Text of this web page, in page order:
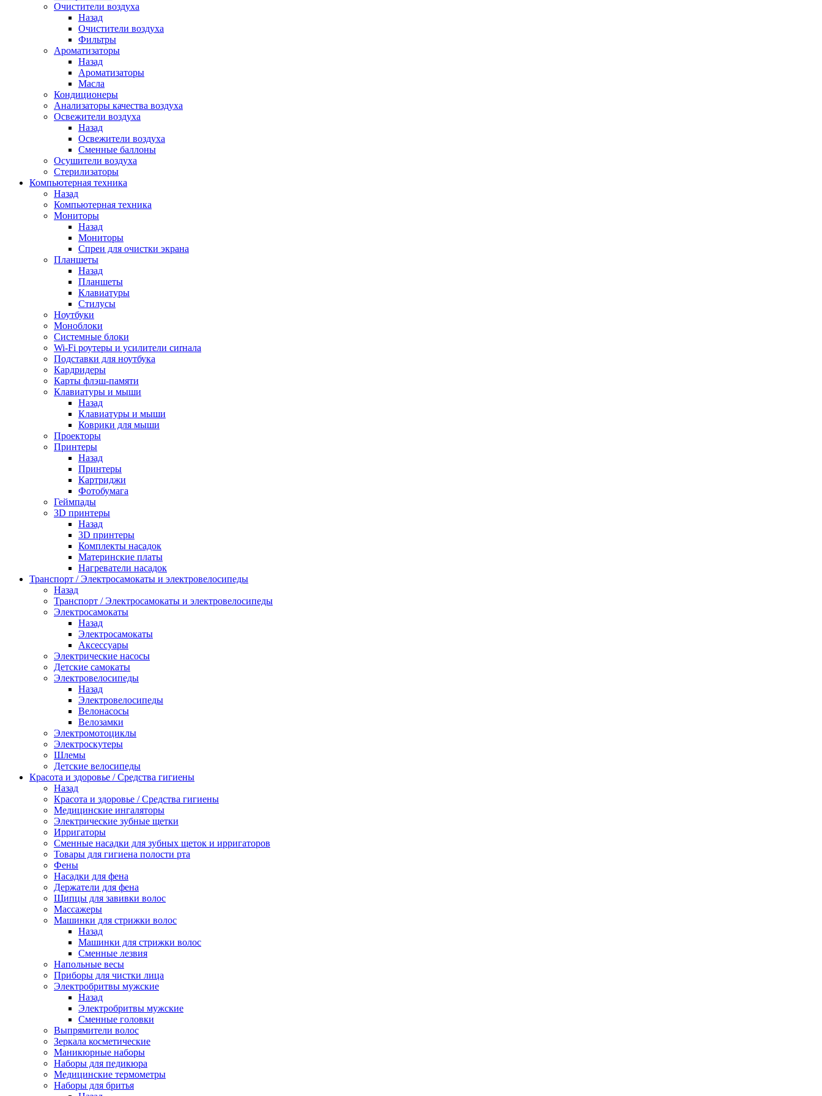
Очистители воздуха
Назад
Очистители воздуха
Фильтры
Ароматизаторы
Назад
Ароматизаторы
Масла
Кондиционеры
Анализаторы качества воздуха
Освежители воздуха
Назад
Освежители воздуха
Сменные баллоны
Осушители воздуха
Стерилизаторы
Компьютерная техника
Назад
Компьютерная техника
Мониторы
Назад
Мониторы
Спреи для очистки экрана
Планшеты
Назад
Планшеты
Клавиатуры
Стилусы
Ноутбуки
Моноблоки
Системные блоки
Wi-Fi роутеры и усилители сиrнала
Подставки для ноутбука
Кардридеры
Карты флэш-памяти
Клавиатуры и мыши
Назад
Клавиатуры и мыши
Коврики для мыши
Проекторы
Принтеры
Назад
Принтеры
Картриджи
Фотобумага
Геймпады
3D принтеры
Назад
3D принтеры
Комплекты насадок
Материнские платы
Нагреватели насадок
Транспорт / Электросамокаты и электровелосипеды
Назад
Транспорт / Электросамокаты и электровелосипеды
Электросамокаты
Назад
Электросамокаты
Аксессуары
Электрические насосы
Детские самокаты
Электровелосипеды
Назад
Электровелосипеды
Велонасосы
Велозамки
Электромотоциклы
Электроскутеры
Шлемы
Детские велосипеды
Красота и здоровье / Средства гигиены
Назад
Красота и здоровье / Средства гигиены
Медицинские ингаляторы
Электрические зубные щетки
Ирригаторы
Сменные насадки для зубных щеток и ирригаторов
Товары для гигиена полости рта
Фены
Насадки для фена
Держатели для фена
Щипцы для завивки волос
Массажеры
Машинки для стрижки волос
Назад
Машинки для стрижки волос
Сменные лезвия
Напольные весы
Приборы для чистки лица
Электробритвы мужские
Назад
Электробритвы мужские
Сменные головки
Выпрямители волос
Зеркала косметические
Маникюрные наборы
Наборы для педикюра
Медицинские термометры
Наборы для бритья